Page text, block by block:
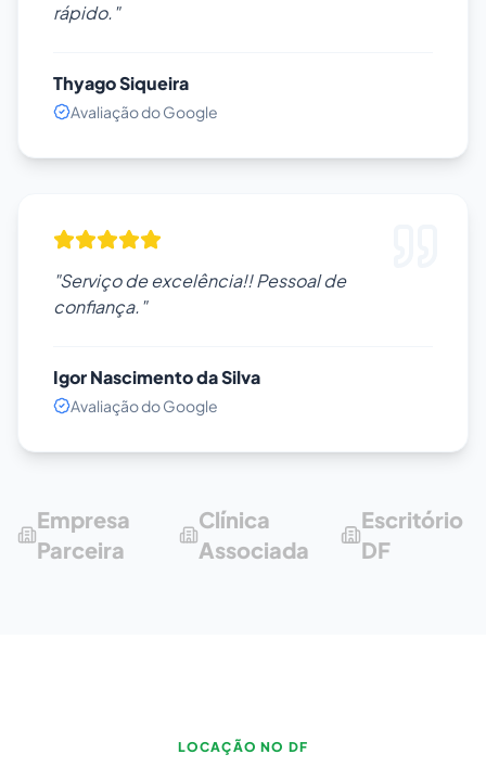
rápido."
Thyago Siqueira
Avaliação do Google
"Serviço de excelência!! Pessoal de
confiança."
Igor Nascimento da Silva
Avaliação do Google
Empresa
Parceira
Clínica
Associada
Escritório
DF
LOCAÇÃO NO DF